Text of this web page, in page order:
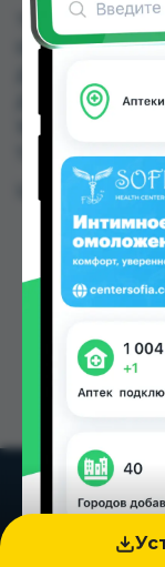
THOMAPYRIN
00624605
Дорухона
Таджикистана
Цена: от150.00